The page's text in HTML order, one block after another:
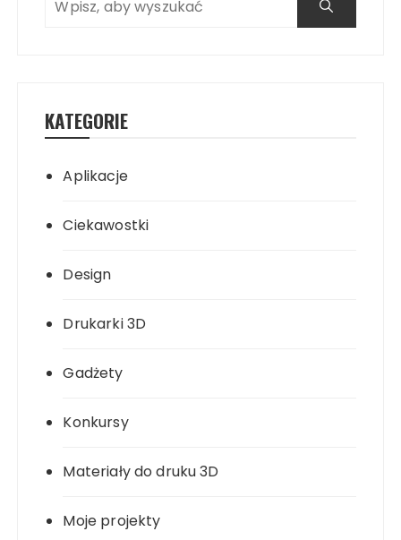
KATEGORIE
Aplikacje
Ciekawostki
Design
Drukarki 3D
Gadżety
Konkursy
Materiały do druku 3D
Moje projekty